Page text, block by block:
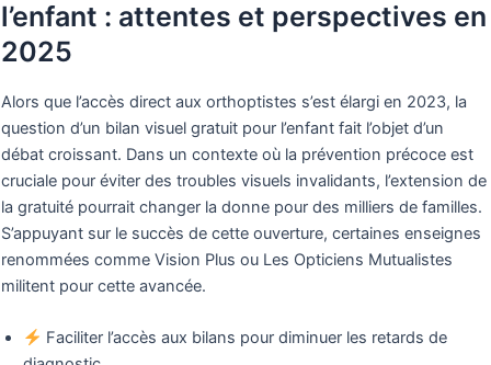
l’enfant : attentes et perspectives en
2025
Alors que l’accès direct aux orthoptistes s’est élargi en 2023, la
question d’un bilan visuel gratuit pour l’enfant fait l’objet d’un
débat croissant. Dans un contexte où la prévention précoce est
cruciale pour éviter des troubles visuels invalidants, l’extension de
la gratuité pourrait changer la donne pour des milliers de familles.
S’appuyant sur le succès de cette ouverture, certaines enseignes
renommées comme Vision Plus ou Les Opticiens Mutualistes
militent pour cette avancée.
Faciliter l’accès aux bilans pour diminuer les retards de